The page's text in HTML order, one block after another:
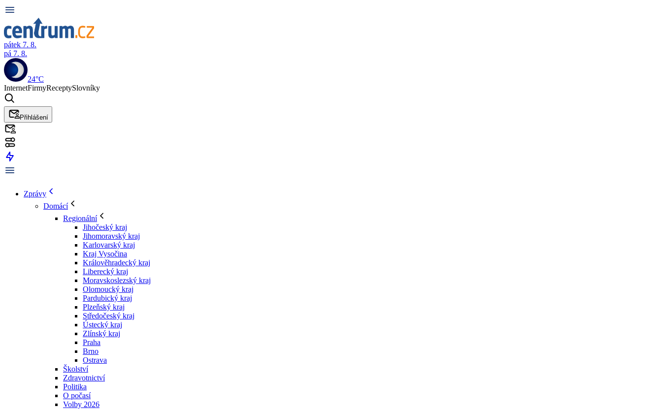
pátek 7. 8.
pá 7. 8.
24°C
InternetFirmyReceptySlovníky
Přihlášení
Zprávy
Domácí
Regionální
Jihočeský kraj
Jihomoravský kraj
Karlovarský kraj
Kraj Vysočina
Králověhradecký kraj
Liberecký kraj
Moravskoslezský kraj
Olomoucký kraj
Pardubický kraj
Plzeňský kraj
Středočeský kraj
Ústecký kraj
Zlínský kraj
Praha
Brno
Ostrava
Školství
Zdravotnictví
Politika
O počasí
Volby 2026